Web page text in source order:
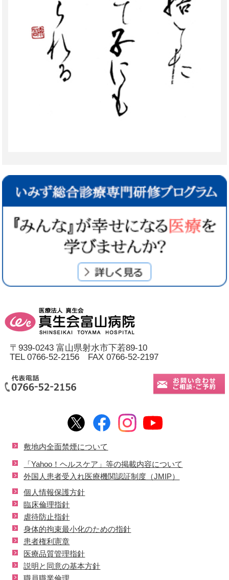
〒939-0243 富山県射水市下若89-10
TEL 0766-52-2156 FAX 0766-52-2197
敷地内全面禁煙について
「Yahoo！ヘルスケア」等の掲載内容について
外国人患者受入れ医療機関認証制度（JMIP）
個人情報保護方針
臨床倫理指針
虐待防止指針
身体的拘束最小化のための指針
患者権利憲章
医療品質管理指針
説明と同意の基本方針
職員職業倫理